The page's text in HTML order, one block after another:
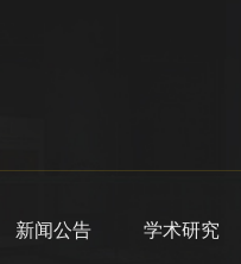
新闻公告 学术研究